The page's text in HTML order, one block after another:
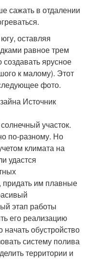
сажать в отдалении
оставляя
равное трем
ярусное
к малому). Этот
фото.
Источник
участок.
по-разному. Но
климата на
удастся
придать им плавные
этап работы
его реализацию
обустройство
систему полива
территории и